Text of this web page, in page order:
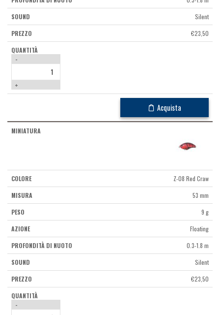
Silent
€23,50
-
+
Acquista
Z-08 Red Craw
53 mm
9 g
Floating
0.3-1.8 m
Silent
€23,50
-